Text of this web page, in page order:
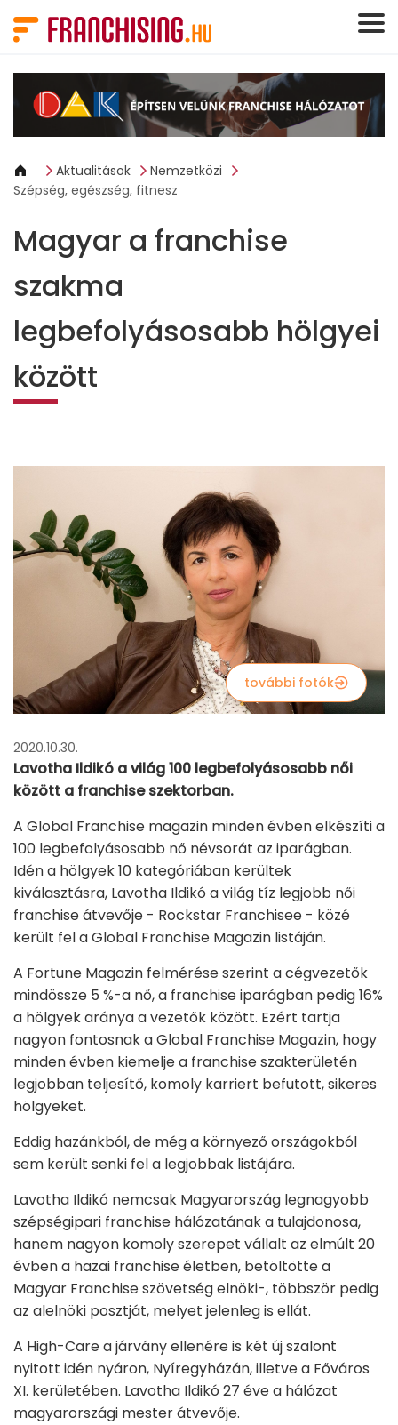
Aktualitások
Nemzetközi
Szépség, egészség, fitnesz
Magyar a franchise
szakma
legbefolyásosabb hölgyei
között
további fotók
2020.10.30.
Lavotha Ildikó a világ 100 legbefolyásosabb női
között a franchise szektorban.
A Global Franchise magazin minden évben elkészíti a
100 legbefolyásosabb nő névsorát az iparágban.
Idén a hölgyek 10 kategóriában kerültek
kiválasztásra, Lavotha Ildikó a világ tíz legjobb női
franchise átvevője - Rockstar Franchisee - közé
került fel a Global Franchise Magazin listáján.
A Fortune Magazin felmérése szerint a cégvezetők
mindössze 5 %-a nő, a franchise iparágban pedig 16%
a hölgyek aránya a vezetők között. Ezért tartja
nagyon fontosnak a Global Franchise Magazin, hogy
minden évben kiemelje a franchise szakterületén
legjobban teljesítő, komoly karriert befutott, sikeres
hölgyeket.
Eddig hazánkból, de még a környező országokból
sem került senki fel a legjobbak listájára.
Lavotha Ildikó nemcsak Magyarország legnagyobb
szépségipari franchise hálózatának a tulajdonosa,
hanem nagyon komoly szerepet vállalt az elmúlt 20
évben a hazai franchise életben, betöltötte a
Magyar Franchise szövetség elnöki-, többször pedig
az alelnöki posztját, melyet jelenleg is ellát.
A High-Care a járvány ellenére is két új szalont
nyitott idén nyáron, Nyíregyházán, illetve a Főváros
XI. kerületében. Lavotha Ildikó 27 éve a hálózat
magyarországi mester átvevője.